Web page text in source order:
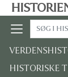
HISTORISKE